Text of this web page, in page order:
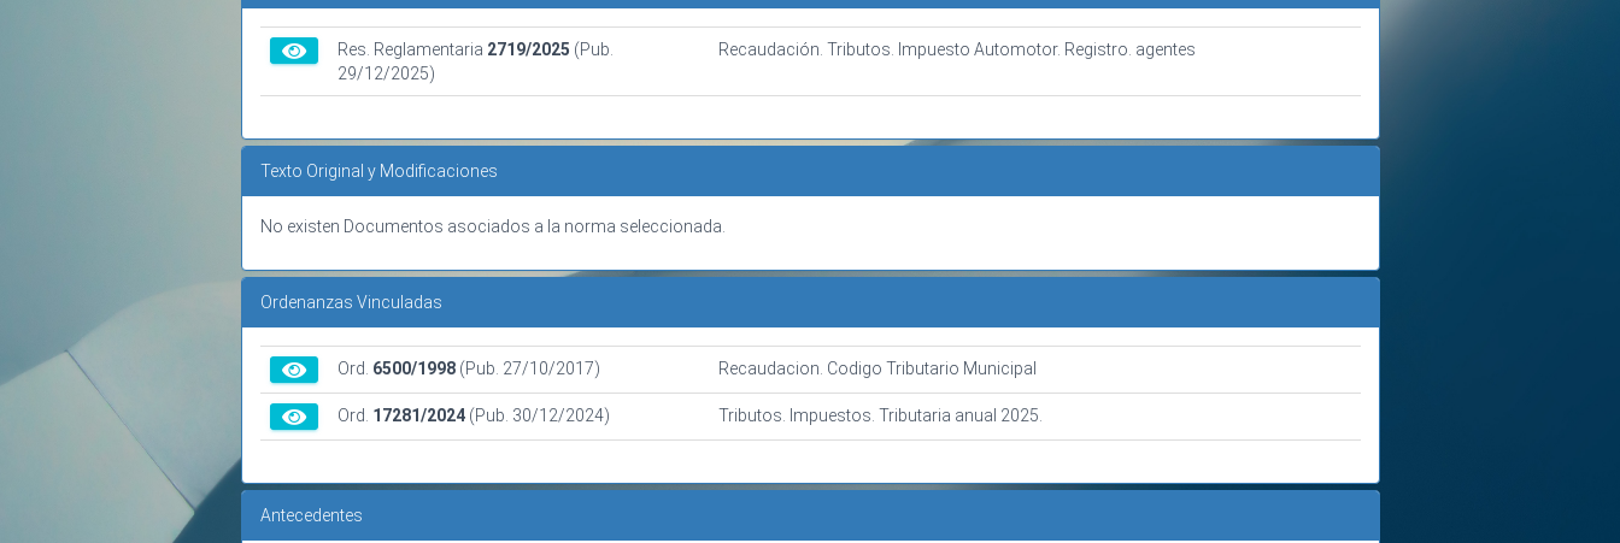
Res. Reglamentaria 2719/2025 (Pub.
29/12/2025)
Recaudación. Tributos. Impuesto Automotor. Registro. agentes
Texto Original y Modificaciones
No existen Documentos asociados a la norma seleccionada.
Ordenanzas Vinculadas
Ord. 6500/1998(Pub. 27/10/2017) Recaudacion. Codigo Tributario Municipal
Ord. 17281/2024(Pub. 30/12/2024) Tributos. Impuestos. Tributaria anual 2025.
Antecedentes